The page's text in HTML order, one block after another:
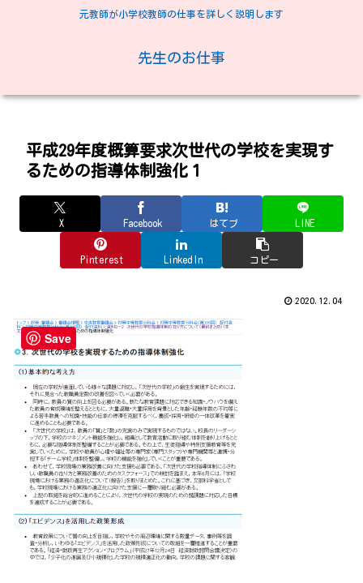
元教師が小学校教師の仕事を詳しく説明します
先生のお仕事
平成29年度概算要求次世代の学校を実現す
るための指導体制強化１
X Facebook はてブ LINE
Pinterest LinkedIn コピー
2020.12.04
Save